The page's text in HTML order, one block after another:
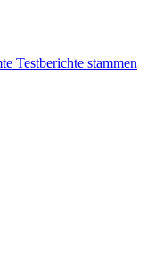
Testberichte stammen